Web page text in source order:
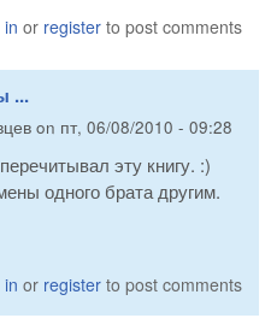
in or register to post comments
...
on пт, 06/08/2010 - 09:28
эту книгу. :)
одного брата другим.
in or register to post comments